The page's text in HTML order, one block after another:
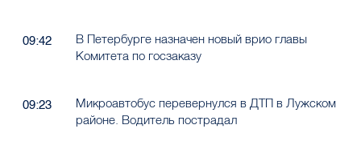
09:42
В Петербурге назначен новый врио главы
Комитета по госзаказу
09:23
Микроавтобус перевернулся в ДТП в Лужском
районе. Водитель пострадал